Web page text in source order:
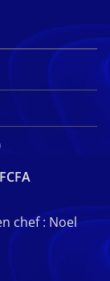
chef : Noel